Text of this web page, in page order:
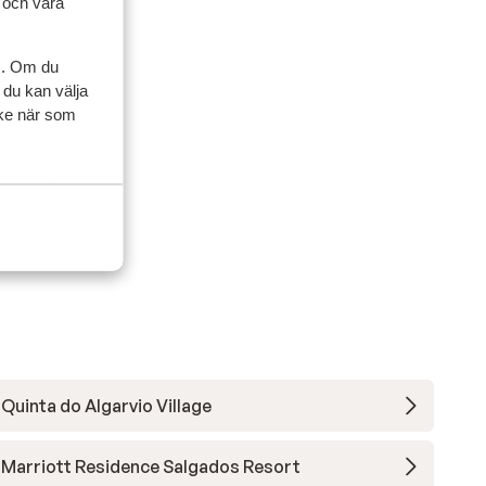
Om du
kan välja
när som
je
je
Quinta do Algarvio Village
Marriott Residence Salgados Resort